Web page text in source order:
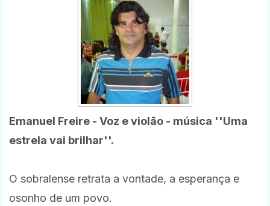
Emanuel Freire - Voz e violão - música ''Uma
estrela vai brilhar''.
O sobralense retrata a vontade, a esperança e
osonho de um povo.